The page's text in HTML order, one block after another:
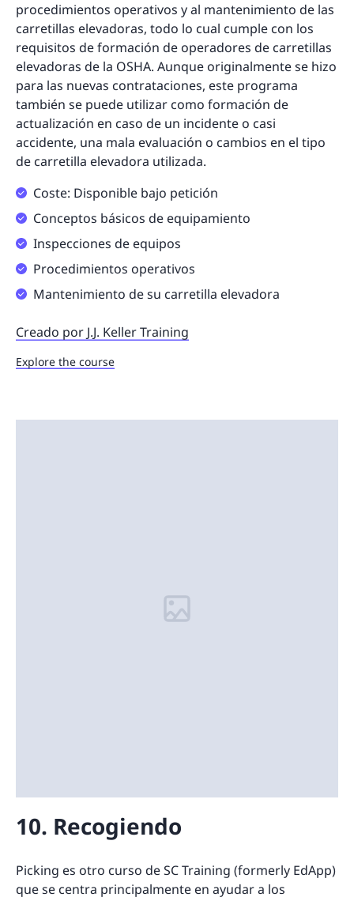
procedimientos operativos y al mantenimiento de las
carretillas elevadoras, todo lo cual cumple con los
requisitos de formación de operadores de carretillas
elevadoras de la OSHA. Aunque originalmente se hizo
para las nuevas contrataciones, este programa
también se puede utilizar como formación de
actualización en caso de un incidente o casi
accidente, una mala evaluación o cambios en el tipo
de carretilla elevadora utilizada.
Coste: Disponible bajo petición
Conceptos básicos de equipamiento
Inspecciones de equipos
Procedimientos operativos
Mantenimiento de su carretilla elevadora
Creado por J.J. Keller Training
Explore the course
10. Recogiendo
Picking es otro curso de SC Training (formerly EdApp)
que se centra principalmente en ayudar a los